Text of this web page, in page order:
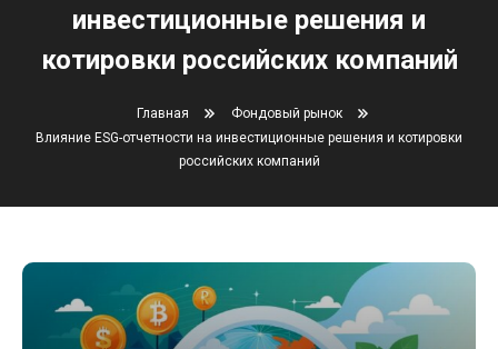
инвестиционные решения и
котировки российских компаний
Главная
Фондовый рынок
Влияние ESG-отчетности на инвестиционные решения и котировки
российских компаний